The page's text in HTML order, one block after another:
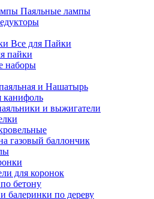
Паяльные лампы
Все для Пайки
пайки
наборы
и Нашатырь
канифоль
и выжигатели
газовый баллончик
для коронок
бетону
балеринки по дереву